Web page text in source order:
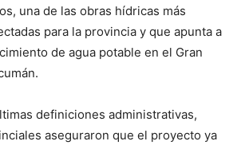
una de las obras hídricas más
para la provincia y que apunta a
de agua potable en el Gran
definiciones administrativas,
aseguraron que el proyecto ya